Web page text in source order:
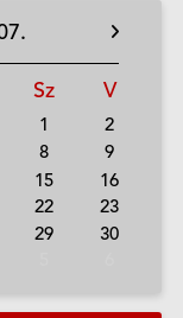
Sz V
1
2
8
9
15
16
22
23
29
30